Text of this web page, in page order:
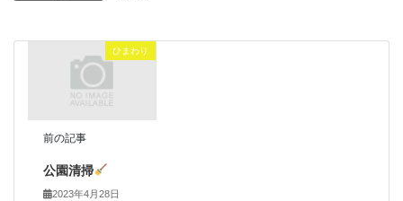
ひまわり
前の記事
公園清掃
2023年4月28日